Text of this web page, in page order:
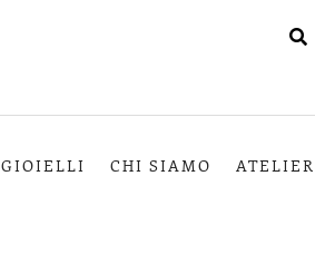
GIOIELLI CHI SIAMO ATELIER